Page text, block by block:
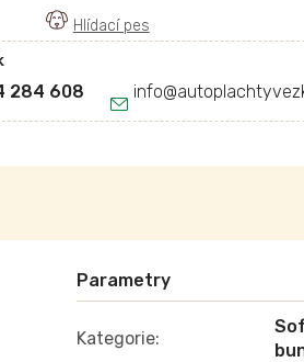
info@
284 608
Kategorie: